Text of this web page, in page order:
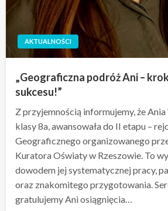
AKTUALNOŚCI
„Geograficzna podróż Ani –
sukcesu!”
Z przyjemnością informujemy, że Ania
klasy 8a, awansowała do II etapu –
Geograficznego organizowanego
Kuratora Oświaty w Rzeszowie. To
dowodem jej systematycznej pracy,
oraz znakomitego przygotowania.
gratulujemy Ani osiągnięcia…